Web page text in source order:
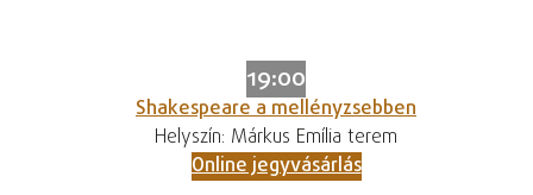
19:00
Shakespeare a mellényzsebben
Helyszín: Márkus Emília terem
Online jegyvásárlás